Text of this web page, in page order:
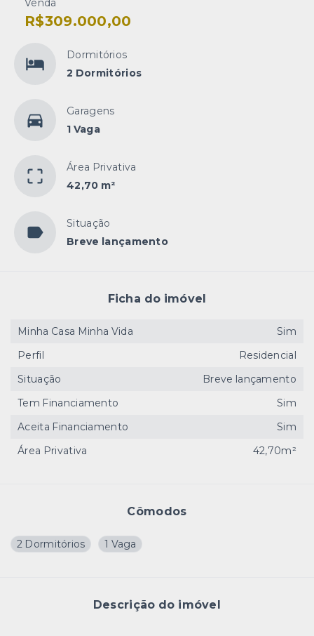
Venda
R$309.000,00
Dormitórios
2 Dormitórios
Garagens
1 Vaga
Área Privativa
42,70 m²
Situação
Breve lançamento
Cômodos
2 Dormitórios 1 Vaga
Descrição do imóvel
Ficha do imóvel
Minha Casa Minha Vida
Sim
Perfil
Residencial
Situação
Breve lançamento
Tem Financiamento
Sim
Aceita Financiamento
Sim
Área Privativa
42,70m²